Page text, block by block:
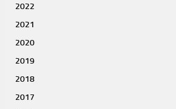
2022
2021
2020
2019
2018
2017